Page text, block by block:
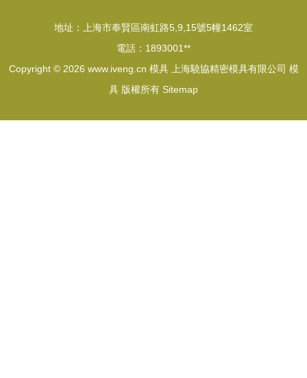
地址：上海市奉賢區南虹路5,9,15號5幢1462室
電話：1893001**
Copyright © 2026 www.iveng.cn 模具 上海驍協精密模具有限公司 模
具 版權所有 Sitemap